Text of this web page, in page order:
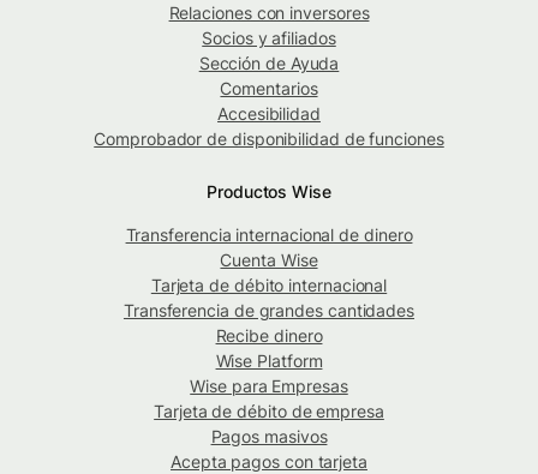
Relaciones con inversores
Socios y afiliados
Sección de Ayuda
Comentarios
Accesibilidad
Comprobador de disponibilidad de funciones
Productos Wise
Transferencia internacional de dinero
Cuenta Wise
Tarjeta de débito internacional
Transferencia de grandes cantidades
Recibe dinero
Wise Platform
Wise para Empresas
Tarjeta de débito de empresa
Pagos masivos
Acepta pagos con tarjeta